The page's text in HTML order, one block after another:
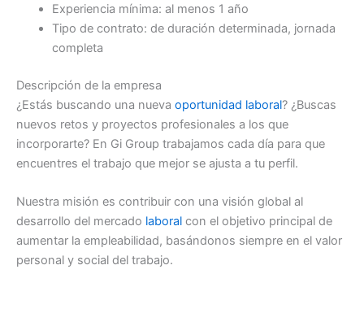
Experiencia mínima: al menos 1 año
Tipo de contrato: de duración determinada, jornada
completa
Descripción de la empresa
¿Estás buscando una nueva oportunidad laboral? ¿Buscas
nuevos retos y proyectos profesionales a los que
incorporarte? En Gi Group trabajamos cada día para que
encuentres el trabajo que mejor se ajusta a tu perfil.
Nuestra misión es contribuir con una visión global al
desarrollo del mercado laboral con el objetivo principal de
aumentar la empleabilidad, basándonos siempre en el valor
personal y social del trabajo.